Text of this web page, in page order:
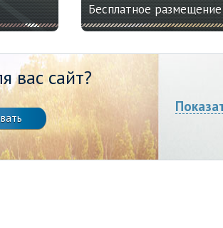
Бесплатное
вас сайт?